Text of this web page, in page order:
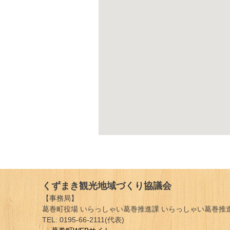
くずまき観光地域づくり協議会
【事務局】
葛巻町役場 いらっしゃい葛巻推進課 いらっしゃい葛巻推
TEL: 0195-66-2111(代表)